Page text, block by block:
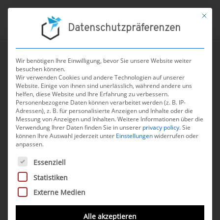
←zur Übersicht aller Nachrichten
Malte Bucksch im
Interview mit „APM
Health Europe“
15. Juli 2024
Wie steht es um den deutschen Markt für
Digitale Gesundheitsanwendungen (DiGA)?
APM Health Europe
Mit
Datenschutzpräferenzen
Wir benötigen Ihre Einwilligung, bevor Sie unsere Website weiter
besuchen können.
Wir verwenden Cookies und andere Technologien auf unserer
Website. Einige von ihnen sind unerlässlich, während andere uns
helfen, diese Website und Ihre Erfahrung zu verbessern.
Personenbezogene Daten können verarbeitet werden (z. B. IP-
Adressen), z. B. für personalisierte Anzeigen und Inhalte oder die
Messung von Anzeigen und Inhalten.Weitere Informationen über die
Verwendung Ihrer Daten finden Sie in unserer privacy policy.Sie
können Ihre Auswahl jederzeit unter Einstellungenwiderrufen oder
anpassen.
Es folgt eine Liste der Service-Gruppen, für die eine
Essenziell
Statistiken
Externe Medien
Alle akzeptieren